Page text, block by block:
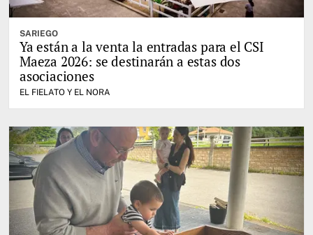
SARIEGO
Ya están a la venta la entradas para el CSI
Maeza 2026: se destinarán a estas dos
asociaciones
EL FIELATO Y EL NORA